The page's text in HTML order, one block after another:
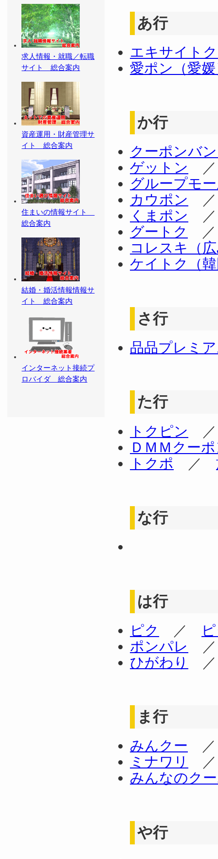
あ行
エキサイト
愛ポン（愛
か行
クーポンバ
ゲットン
グループモ
カウポン
くまポン
グートク
コレスキ（
ケイトク（
さ行
品品プレミ
た行
トクピン
ＤＭＭクー
トクポ ／
な行
は行
ピク ／
ポンパレ
ひがわり
ま行
みんクー
ミナワリ
みんなのク
や行
求人情報・就職／転職
サイト 総合案内
資産運用・財産管理サ
イト 総合案内
住まいの情報サイト
総合案内
結婚・婚活情報情報サ
イト 総合案内
インターネット接続プ
ロバイダ 総合案内